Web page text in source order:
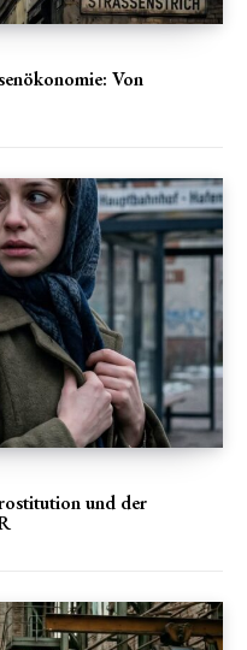
Von
und der